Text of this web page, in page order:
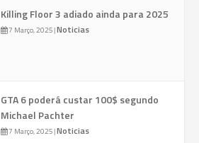
Killing Floor 3 adiado ainda para 2025
7 Março, 2025|Noticias
GTA 6 poderá custar 100$ segundo
Michael Pachter
7 Março, 2025|Noticias